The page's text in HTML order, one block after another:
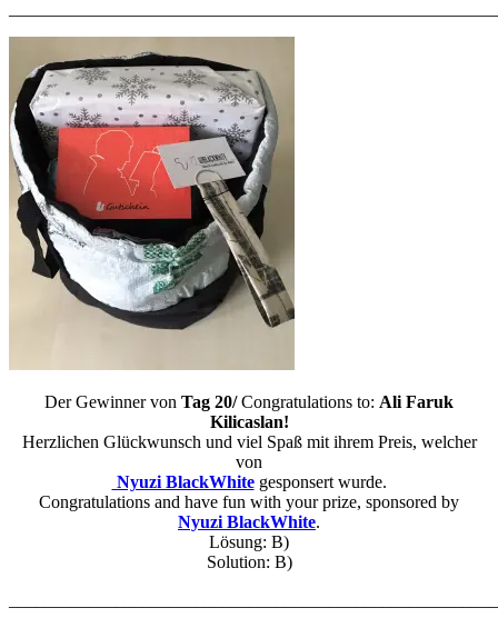
Der Gewinner von Tag 20/Congratulations to: Ali Faruk
Kilicaslan!
Herzlichen Glückwunsch und viel Spaß mit ihrem Preis, welcher
von
Nyuzi BlackWhitegesponsert wurde.
Congratulations and have fun with your prize, sponsored by
Nyuzi BlackWhite.
Lösung: B)
Solution: B)